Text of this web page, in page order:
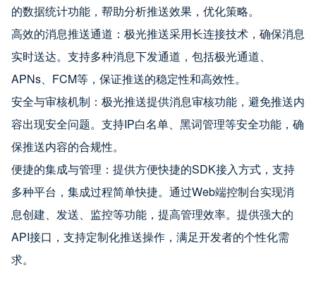
的数据统计功能，帮助分析推送效果，优化策略。
高效的消息推送通道：极光推送采用长连接技术，确保消息
实时送达。支持多种消息下发通道，包括极光通道、
APNs、FCM等，保证推送的稳定性和高效性。
安全与审核机制：极光推送提供消息审核功能，避免推送内
容出现安全问题。支持IP白名单、黑词管理等安全功能，确
保推送内容的合规性。
便捷的集成与管理：提供方便快捷的SDK接入方式，支持
多种平台，集成过程简单快捷。通过Web端控制台实现消
息创建、发送、监控等功能，提高管理效率。提供强大的
API接口，支持定制化推送操作，满足开发者的个性化需
求。